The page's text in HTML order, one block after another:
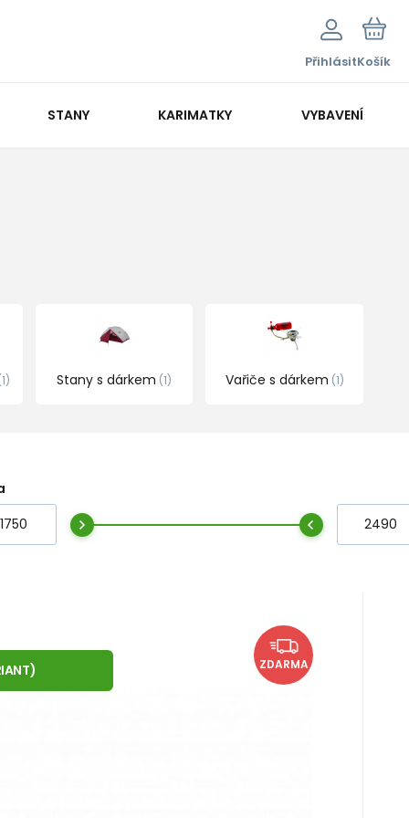
PřihlásitKošík
STANY KARIMATKY VYBAVENÍ
1 Stany s dárkem 1 Vařiče s dárkem 1
ZDARMA
25 HydorTex corteccia arancio
Kč36 EU
41 EU
)
městě.